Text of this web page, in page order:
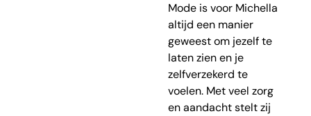
Mode is voor Michella
altijd een manier
geweest om jezelf te
laten zien en je
zelfverzekerd te
voelen. Met veel zorg
en aandacht stelt zij